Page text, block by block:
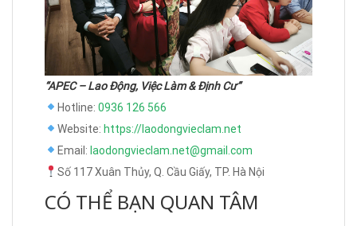
“APEC – Lao Động, Việc Làm & Định Cư”
Hotline: 0936 126 566
Website: https://laodongvieclam.net
Email: laodongvieclam.net@gmail.com
Số 117 Xuân Thủy, Q. Cầu Giấy, TP. Hà Nội
CÓ THỂ BẠN QUAN TÂM